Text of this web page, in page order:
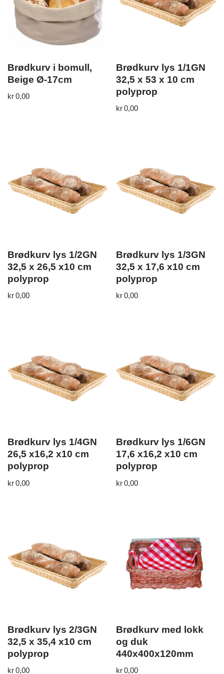
Brødkurv i bomull,
Beige Ø-17cm
kr0,00
Brødkurv lys 1/1GN
32,5 x 53 x 10 cm
polyprop
kr0,00
Brødkurv lys 1/2GN
32,5 x 26,5 x10 cm
polyprop
kr0,00
Brødkurv lys 1/3GN
32,5 x 17,6 x10 cm
polyprop
kr0,00
Brødkurv lys 1/4GN
26,5 x16,2 x10 cm
polyprop
kr0,00
Brødkurv lys 1/6GN
17,6 x16,2 x10 cm
polyprop
kr0,00
Brødkurv lys 2/3GN
32,5 x 35,4 x10 cm
polyprop
kr0,00
Brødkurv med lokk
og duk
440x400x120mm
kr0,00